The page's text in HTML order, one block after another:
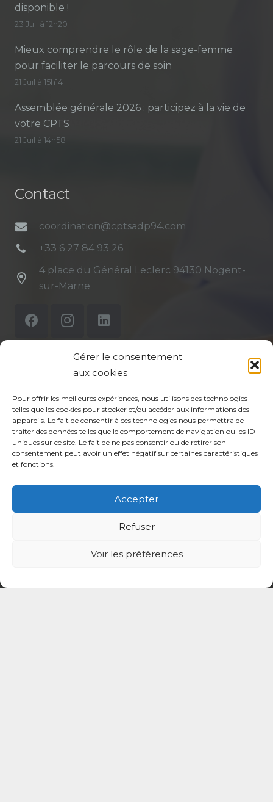
Gérer le consentement
aux cookies
Pour offrir les meilleures expériences, nous utilisons des technologies
telles que les cookies pour stocker et/ou accéder aux informations des
appareils. Le fait de consentir à ces technologies nous permettra de
traiter des données telles que le comportement de navigation ou les ID
uniques sur ce site. Le fait de ne pas consentir ou de retirer son
consentement peut avoir un effet négatif sur certaines caractéristiques
et fonctions.
Accepter
Refuser
Voir les préférences
disponible !
23 Juil à 12h20
Mieux comprendre le rôle de la sage-femme
pour faciliter le parcours de soin
21 Juil à 15h14
Assemblée générale 2026 : participez à la vie de
votre CPTS
21 Juil à 14h58
Contact
coordination@cptsadp94.com
+33 6 27 84 93 26
4 place du Général Leclerc 94130 Nogent-
sur-Marne
Politique de confidentialité du site
Politique de protection des données de la CPTS
ADP 94